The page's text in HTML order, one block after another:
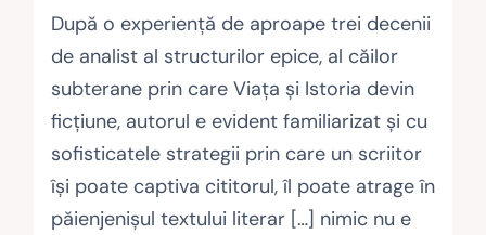
După o experienţă de aproape trei decenii
de analist al structurilor epice, al căilor
subterane prin care Viaţa şi Istoria devin
ficţiune, autorul e evident familiarizat şi cu
sofisticatele strategii prin care un scriitor
îşi poate captiva cititorul, îl poate atrage în
păienjenişul textului literar […] nimic nu e